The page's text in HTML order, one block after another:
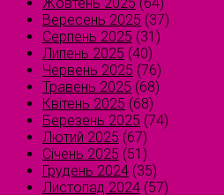
Вересень 2025 (37)
Серпень 2025 (31)
Липень 2025 (40)
Червень 2025 (76)
Травень 2025 (68)
Квітень 2025 (68)
Березень 2025 (74)
Лютий 2025 (67)
Січень 2025 (51)
Грудень 2024 (35)
Листопад 2024 (57)